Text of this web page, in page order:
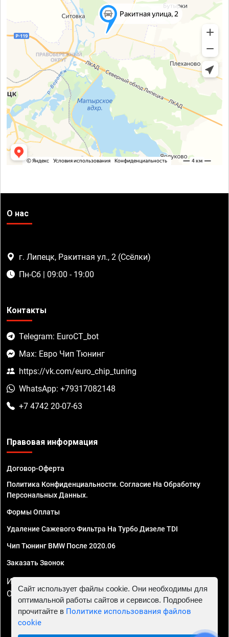
О нас
г. Липецк, Ракитная ул., 2 (Ссёлки)
Пн-Сб | 09:00 - 19:00
Контакты
Telegram: EuroCT_bot
Max: Евро Чип Тюнинг
https://vk.com/euro_chip_tuning
WhatsApp: +79317082148
+7 4742 20-07-63
Правовая информация
Договор-Оферта
Политика Конфиденциальности. Согласие На Обработку
Персональных Данных.
Формы Оплаты
Удаление Сажевого Фильтра На Турбо Дизеле TDI
Чип Тюнинг BMW После 2020.06
Заказать Звонок
ИП Смирнов Георгий Павлович. ИНН 781302555843,
ОГРНИП 324470400032610
Сайт использует файлы cookie. Они необходимы для
оптимальной работы сайтов и сервисов. Подробнее
прочитайте в Политике использования файлов
cookie